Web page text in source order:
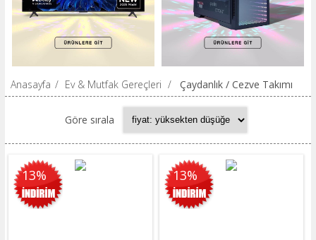
Anasayfa / Ev & Mutfak Gereçleri / Çaydanlık / Cezve Takımı
Göre sırala
13% 13%